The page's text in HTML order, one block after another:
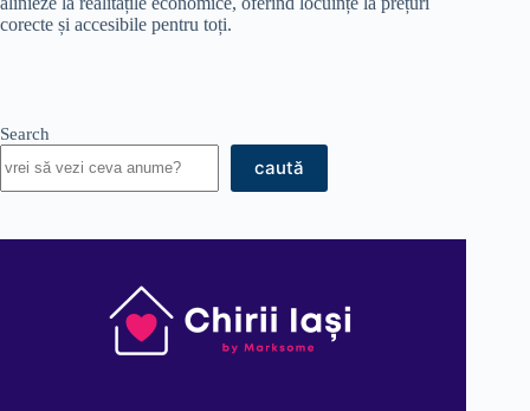
corecte și accesibile pentru toți.​
Search
caută